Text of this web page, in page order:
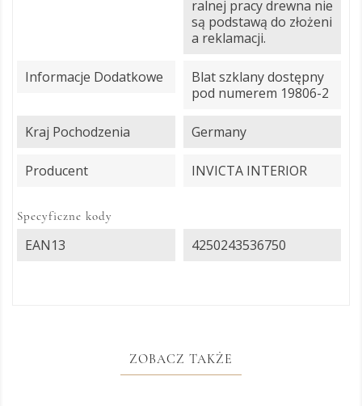
ralnej pracy drewna nie
są podstawą do złożeni
a reklamacji.
Informacje Dodatkowe
Blat szklany dostępny
pod numerem 19806-2
Kraj Pochodzenia Germany
Producent INVICTA INTERIOR
Specyficzne kody
EAN13 4250243536750
ZOBACZ TAKŻE